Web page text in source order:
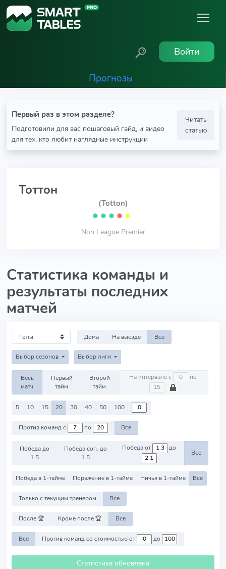
Войти
Прогнозы
Первый раз в этом разделе?
Подготовили для вас пошаговый гайд, и видео
для тех, кто любит наглядные инструкции
Читать
статью
Тоттон
(Totton)
⬤ ⬤ ⬤ ⬤ ⬤
Non League Premier
Статистика команды и
результаты последних
матчей
Дома На выезде Все
Выбор сезонов Выбор лиги
Весь
матч
Первый
тайм
Второй
тайм
На интервале с по
5 10 15 20 30 40 50 100
Против команд с по Все
Победа до
1.5
Победа соп. до
1.5
Победа от до
Все
Победа в 1-тайме Поражение в 1-тайме Ничья в 1-тайме Все
Только с текущим тренером Все
После 🏆 Кроме после 🏆 Все
Все Против команд со стоимостью от до
Статистика обновлена